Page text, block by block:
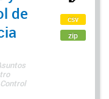
de
csv
zip